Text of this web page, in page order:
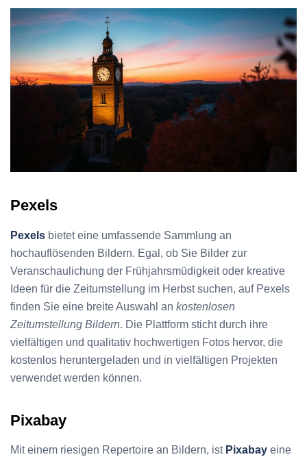
Pexels
Pexels bietet eine umfassende Sammlung an
hochauflösenden Bildern. Egal, ob Sie Bilder zur
Veranschaulichung der Frühjahrsmüdigkeit oder kreative
Ideen für die Zeitumstellung im Herbst suchen, auf Pexels
finden Sie eine breite Auswahl an kostenlosen
Zeitumstellung Bildern. Die Plattform sticht durch ihre
vielfältigen und qualitativ hochwertigen Fotos hervor, die
kostenlos heruntergeladen und in vielfältigen Projekten
verwendet werden können.
Pixabay
Mit einem riesigen Repertoire an Bildern, ist Pixabay eine